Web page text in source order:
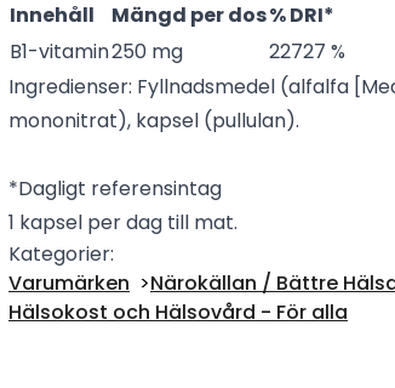
Innehåll Mängd per dos% DRI*
B1-vitamin250 mg
22727 %
Ingredienser: Fyllnadsmedel (alfalfa
mononitrat), kapsel (pullulan).
*Dagligt referensintag
1 kapsel per dag till mat.
Kategorier:
Varumärken
Närokällan / Bättre
Hälsokost och Hälsovård - För alla